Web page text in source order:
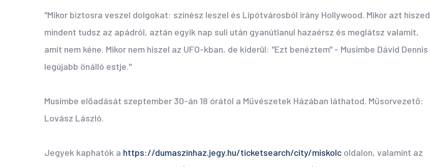
"Mikor biztosra veszel dolgokat: színész leszel és Lipótvárosból irány Hollywood. Mikor azt hiszed
mindent tudsz az apádról, aztán egyik nap suli után gyanútlanul hazaérsz és meglátsz valamit,
amit nem kéne. Mikor nem hiszel az UFO-kban, de kiderül: "Ezt benéztem" - Musimbe Dávid Dennis
legújabb önálló estje."
Musimbe előadását szeptember 30-án 18 órától a Művészetek Házában láthatod. Műsorvezető:
Lovász László.
Jegyek kaphatók a https://dumaszinhaz.jegy.hu/ticketsearch/city/miskolc oldalon, valamint az